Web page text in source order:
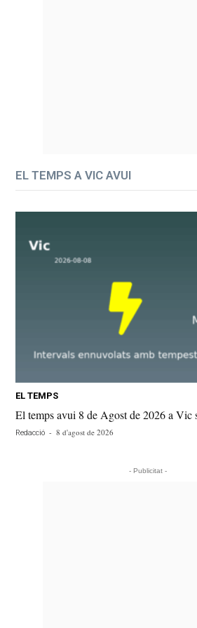
EL TEMPS A VIC AVUI
EL TEMPS
El temps avui 8 de Agost de 2026 a Vic
Redacció - 8 d'agost de 2026
- Publicitat -